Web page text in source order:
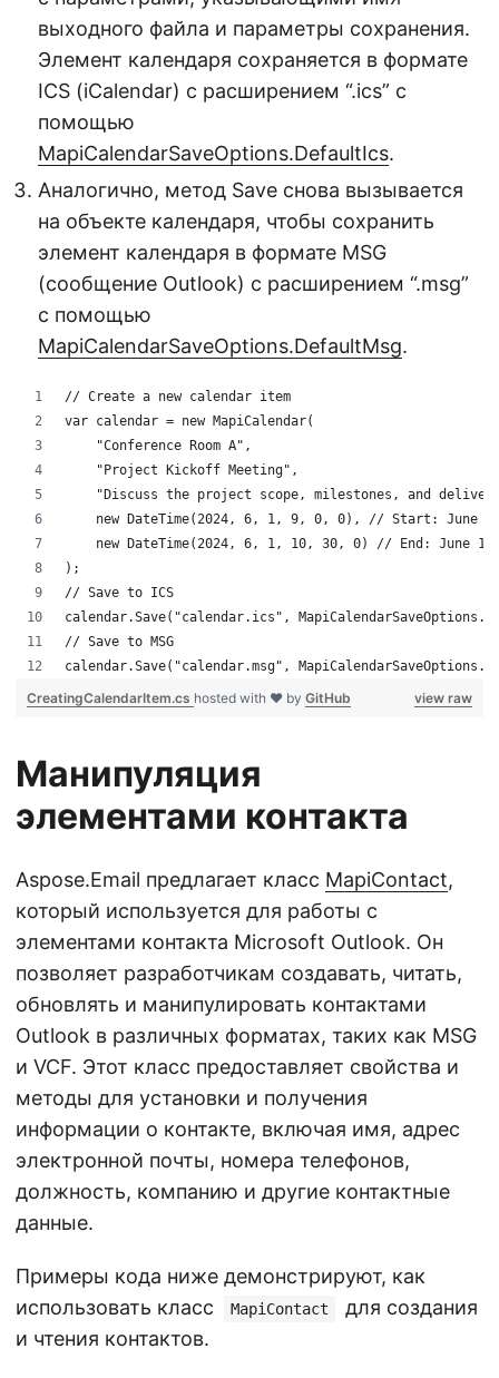
выходного файла и параметры сохранения.
Элемент календаря сохраняется в формате
ICS (iCalendar) с расширением “.ics” с
помощью
MapiCalendarSaveOptions.DefaultIcs.
Аналогично, метод Save снова вызывается
на объекте календаря, чтобы сохранить
элемент календаря в формате MSG
(сообщение Outlook) с расширением “.msg”
с помощью
MapiCalendarSaveOptions.DefaultMsg.
// Create a new calendar item
var calendar = new MapiCalendar(
    "Conference Room A",
    "Project Kickoff Meeting",
"Discuss the project scope, milestones, and
new DateTime(2024, 6, 1, 9, 0, 0), // Start: June
new DateTime(2024, 6, 1, 10, 30, 0) // End: June 1,
);
// Save to ICS
calendar.Save("calendar.ics",
// Save to MSG
calendar.Save("calendar.msg",
view raw
CreatingCalendarItem.cs hosted with ❤ by GitHub
Манипуляция
элементами контакта
Aspose.Email предлагает класс MapiContact,
который используется для работы с
элементами контакта Microsoft Outlook. Он
позволяет разработчикам создавать, читать,
обновлять и манипулировать контактами
Outlook в различных форматах, таких как MSG
и VCF. Этот класс предоставляет свойства и
методы для установки и получения
информации о контакте, включая имя, адрес
электронной почты, номера телефонов,
должность, компанию и другие контактные
данные.
Примеры кода ниже демонстрируют, как
использовать класс
MapiContact
для создания
и чтения контактов.